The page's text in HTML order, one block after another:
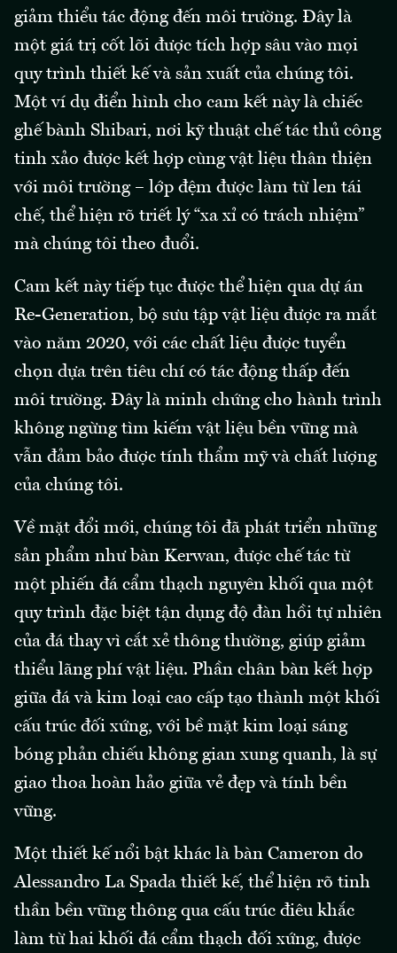
giảm thiểu tác động đến môi trường. Đây là
một giá trị cốt lõi được tích hợp sâu vào mọi
quy trình thiết kế và sản xuất của chúng tôi.
Một ví dụ điển hình cho cam kết này là chiếc
ghế bành Shibari, nơi kỹ thuật chế tác thủ công
tinh xảo được kết hợp cùng vật liệu thân thiện
với môi trường – lớp đệm được làm từ len tái
chế, thể hiện rõ triết lý “xa xỉ có trách nhiệm”
mà chúng tôi theo đuổi.
Cam kết này tiếp tục được thể hiện qua dự án
Re-Generation, bộ sưu tập vật liệu được ra mắt
vào năm 2020, với các chất liệu được tuyển
chọn dựa trên tiêu chí có tác động thấp đến
môi trường. Đây là minh chứng cho hành trình
không ngừng tìm kiếm vật liệu bền vững mà
vẫn đảm bảo được tính thẩm mỹ và chất lượng
của chúng tôi.
Về mặt đổi mới, chúng tôi đã phát triển những
sản phẩm như bàn Kerwan, được chế tác từ
một phiến đá cẩm thạch nguyên khối qua một
quy trình đặc biệt tận dụng độ đàn hồi tự nhiên
của đá thay vì cắt xẻ thông thường, giúp giảm
thiểu lãng phí vật liệu. Phần chân bàn kết hợp
giữa đá và kim loại cao cấp tạo thành một khối
cấu trúc đối xứng, với bề mặt kim loại sáng
bóng phản chiếu không gian xung quanh, là sự
giao thoa hoàn hảo giữa vẻ đẹp và tính bền
vững.
Một thiết kế nổi bật khác là bàn Cameron do
Alessandro La Spada thiết kế, thể hiện rõ tinh
thần bền vững thông qua cấu trúc điêu khắc
làm từ hai khối đá cẩm thạch đối xứng, được